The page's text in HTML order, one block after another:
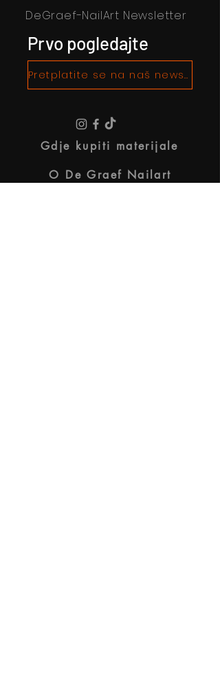
DeGraef-NailArt Newsletter
Prvo pogledajte
Pretplatite se na naš newsletter!
Gdje kupiti materijale
O De Graef Nailart